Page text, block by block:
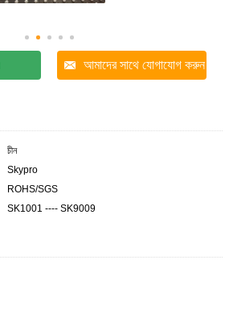
আমাদের সাথে যোগাযোগ করুন
চীন
Skypro
ROHS/SGS
SK1001 ---- SK9009